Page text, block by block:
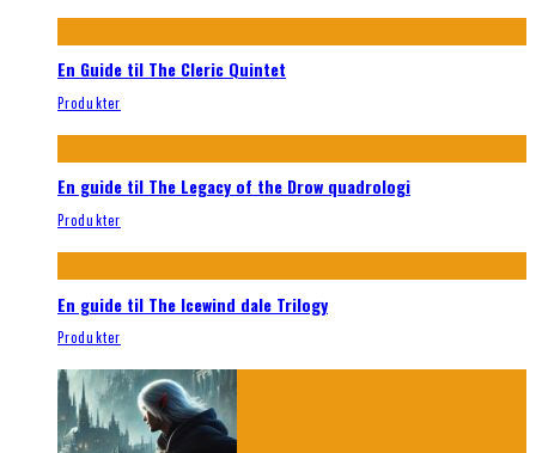
En Guide til The Cleric Quintet
Produkter
En guide til The Legacy of the Drow quadrologi
Produkter
En guide til The Icewind dale Trilogy
Produkter